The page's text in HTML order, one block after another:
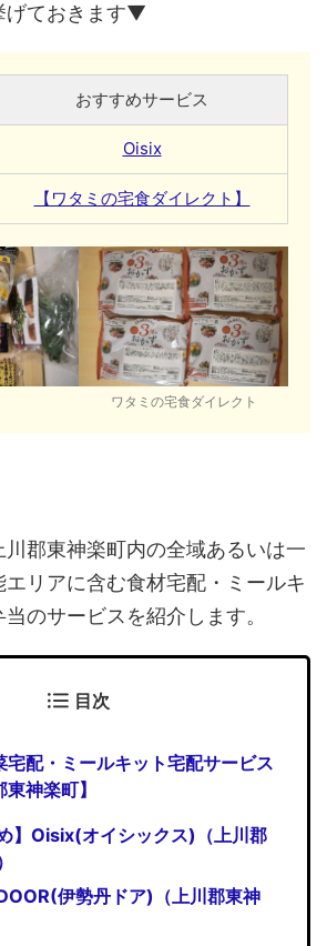
げておきます▼
おすすめサービス
Oisix
【ワタミの宅食ダイレクト】
ワタミの宅食ダイレクト
郡東神楽町内の全域あるいは一
リアに含む食材宅配・ミールキ
のサービスを紹介します。
目次
宅配・ミールキット宅配サービス
東神楽町】
め】Oisix(オイシックス)（上川郡
伊勢丹ドア)（上川郡東神